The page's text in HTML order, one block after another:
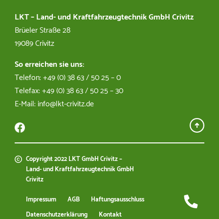
technikmarkt@lkt-crivitz.de
Kfz Werkstatt
Tankstelle
LKT – Land- und Kraftfahrzeugtechnik GmbH Crivitz
Brüeler Straße 28
19089 Crivitz
So erreichen sie uns:
Telefon: +49 (0) 38 63 / 50 25 – 0
Telefax: +49 (0) 38 63 / 50 25 – 30
E-Mail: info@lkt-crivitz.de
Copyright 2022 LKT GmbH Crivitz –
Land- und Kraftfahrzeugtechnik GmbH
Crivitz
Impressum
AGB
Haftungsausschluss
Datenschutzerklärung
Kontakt